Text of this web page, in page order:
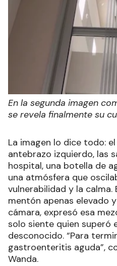
En la segunda imagen
se revela finalmente su
La imagen lo dice todo:
antebrazo izquierdo, las
hospital, una botella de
una atmósfera que
vulnerabilidad y la calma.
mentón apenas elevado
cámara, expresó esa
solo siente quien superó
desconocido. “Para
gastroenteritis aguda”,
Wanda.